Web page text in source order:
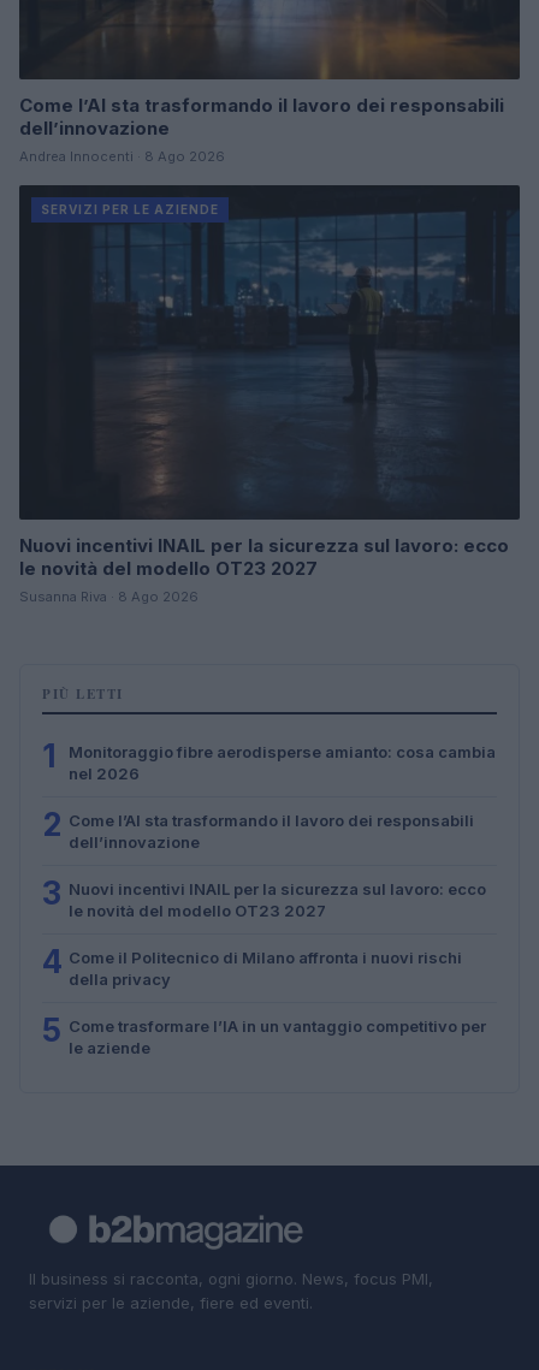
Come l’AI sta trasformando il lavoro dei responsabili
dell’innovazione
Andrea Innocenti · 8 Ago 2026
SERVIZI PER LE AZIENDE
Nuovi incentivi INAIL per la sicurezza sul lavoro: ecco
le novità del modello OT23 2027
Susanna Riva · 8 Ago 2026
PIÙ LETTI
1
Monitoraggio fibre aerodisperse amianto: cosa cambia
nel 2026
2 Come l’AI sta trasformando il lavoro dei responsabili
dell’innovazione
3 Nuovi incentivi INAIL per la sicurezza sul lavoro: ecco
le novità del modello OT23 2027
4 Come il Politecnico di Milano affronta i nuovi rischi
della privacy
5 Come trasformare l’IA in un vantaggio competitivo per
le aziende
Il business si racconta, ogni giorno. News, focus PMI,
servizi per le aziende, fiere ed eventi.